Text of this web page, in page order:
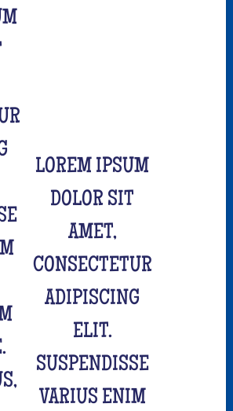
LOREM IPSUM
DOLOR SIT
AMET,
CONSECTETUR
ADIPISCING
ELIT.
SUSPENDISSE
VARIUS ENIM